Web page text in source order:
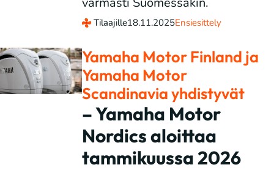
Tilaajille18.11.2025Ensiesittely
Yamaha Motor Finland ja
Yamaha Motor
Scandinavia yhdistyvät
– Yamaha Motor
Nordics aloittaa
tammikuussa 2026